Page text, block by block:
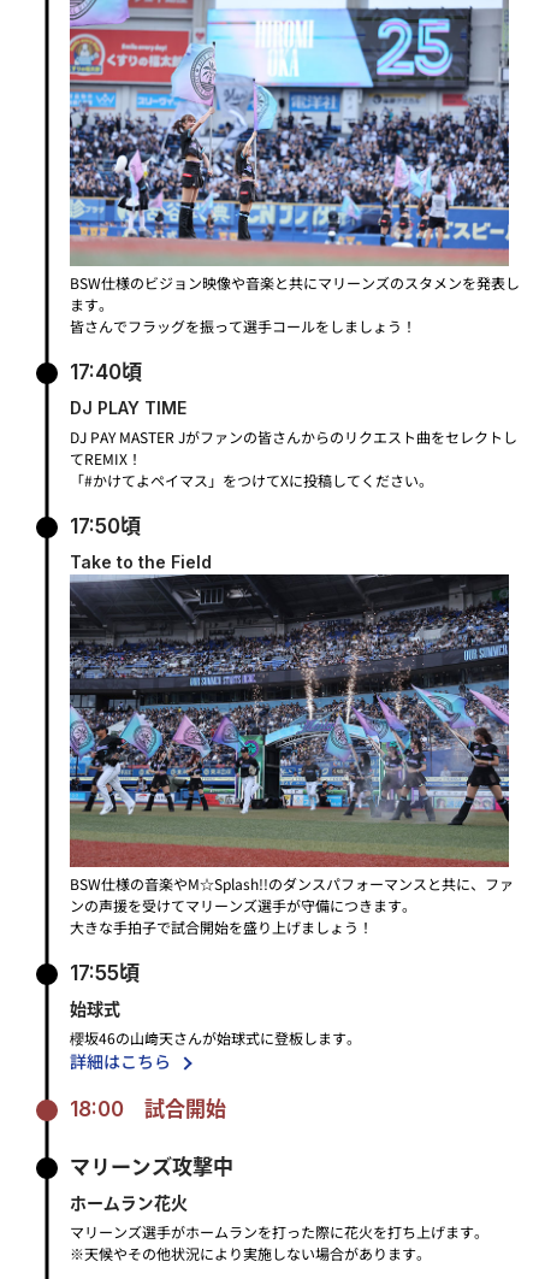
BSW仕様のビジョン映像や音楽と共にマリーンズのスタメンを発表し
ます。
皆さんでフラッグを振って選手コールをしましょう！
17:40頃
DJ PLAY TIME
DJ PAY MASTER Jがファンの皆さんからのリクエスト曲をセレクトし
てREMIX！
「#かけてよペイマス」をつけてXに投稿してください。
17:50頃
Take to the Field
BSW仕様の音楽やM☆Splash!!のダンスパフォーマンスと共に、ファ
ンの声援を受けてマリーンズ選手が守備につきます。
大きな手拍子で試合開始を盛り上げましょう！
17:55頃
始球式
櫻坂46の山﨑天さんが始球式に登板します。
詳細はこちら
18:00
試合開始
マリーンズ攻撃中
ホームラン花火
マリーンズ選手がホームランを打った際に花火を打ち上げます。
※天候やその他状況により実施しない場合があります。